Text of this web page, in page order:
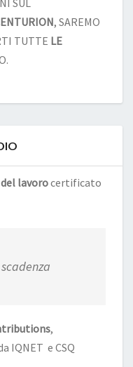
, SAREMO
TUTTE LE
del lavorocertificato
,
IQNET e CSQ